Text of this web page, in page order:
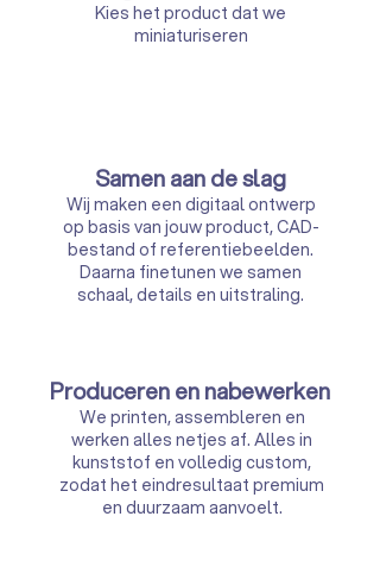
Kies het product dat we
miniaturiseren
Samen aan de slag
Wij maken een digitaal ontwerp
op basis van jouw product, CAD-
bestand of referentiebeelden.
Daarna finetunen we samen
schaal, details en uitstraling.
Produceren en nabewerken
We printen, assembleren en
werken alles netjes af. Alles in
kunststof en volledig custom,
zodat het eindresultaat premium
en duurzaam aanvoelt.